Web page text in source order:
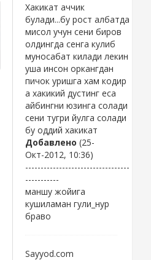
Хакикат аччик
булади...бу рост албатда
мисол учун сени биров
олдингда сенга кулиб
муносабат килади лекин
уша инсон оркангдан
пичок уришга хам кодир
а хакикий дустинг еса
айбингни юзинга солади
сени тугри йулга солади
бу оддий хакикат
Добавлено (25-
Окт-2012, 10:36)
----------------------------------
-----------
маншу жойига
кушиламан гули_нур
браво
Sayyod.com